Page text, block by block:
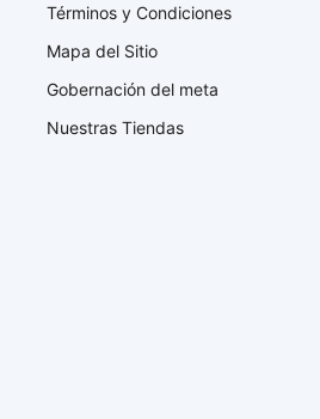
Términos y Condiciones
Mapa del Sitio
Gobernación del meta
Nuestras Tiendas